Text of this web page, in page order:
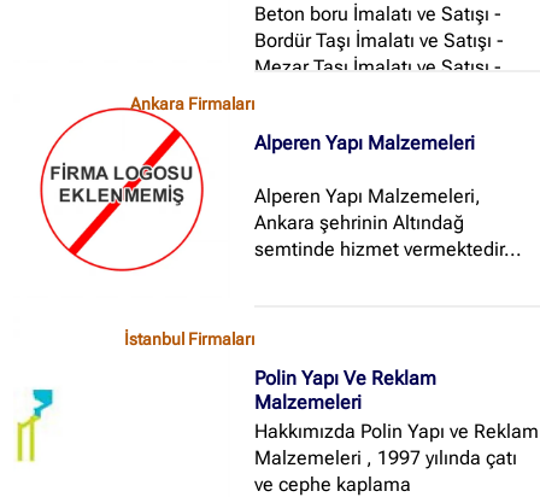
Beton boru İmalatı ve Satışı -
Bordür Taşı İmalatı ve Satışı -
Mezar Taşı İmalatı ve Satışı -
vermektedir...
Ankara Firmaları
Alperen Yapı Malzemeleri
Alperen Yapı Malzemeleri,
Ankara şehrinin Altındağ
semtinde hizmet vermektedir...
İstanbul Firmaları
Polin Yapı Ve Reklam
Malzemeleri
Hakkımızda Polin Yapı ve Reklam
Malzemeleri , 1997 yılında çatı
ve cephe kaplama